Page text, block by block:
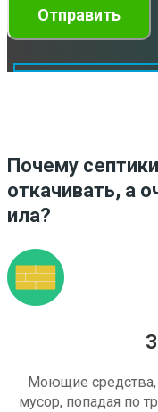
Почему
откачивать, а
ила?
Моющие
мусор, попадая по